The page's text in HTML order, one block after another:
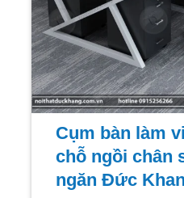
Cụm bàn làm
chỗ ngồi chân
ngăn Đức